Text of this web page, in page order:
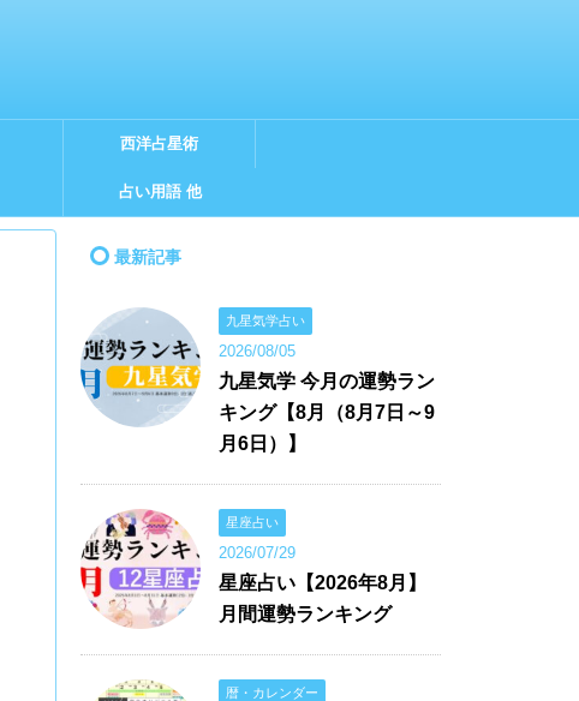
西洋占星術
占い用語 他
最新記事
九星気学占い
2026/08/05
九星気学 今月の運勢ラン
キング【8月（8月7日～9
月6日）】
星座占い
2026/07/29
星座占い【2026年8月】
月間運勢ランキング
暦・カレンダー